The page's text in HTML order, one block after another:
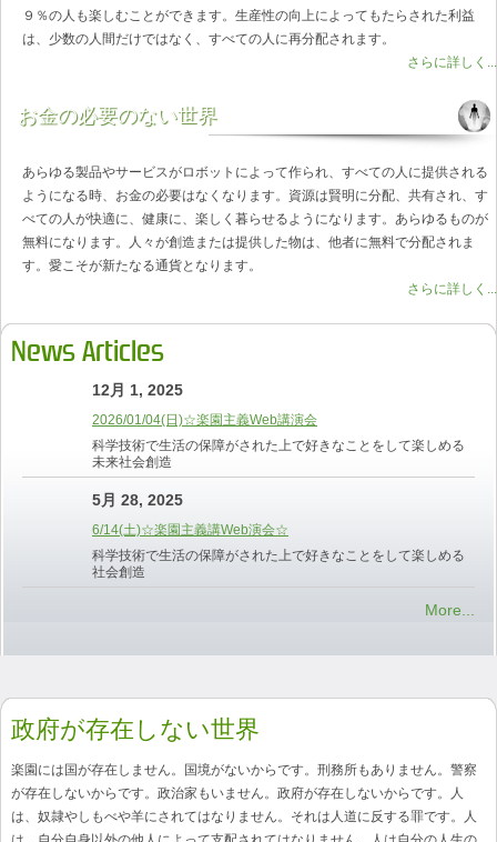
９％の人も楽しむことができます。生産性の向上によってもたらされた利益
は、少数の人間だけではなく、すべての人に再分配されます。
さらに詳しく...
お金の必要のない世界
あらゆる製品やサービスがロボットによって作られ、すべての人に提供される
ようになる時、お金の必要はなくなります。資源は賢明に分配、共有され、す
べての人が快適に、健康に、楽しく暮らせるようになります。あらゆるものが
無料になります。人々が創造または提供した物は、他者に無料で分配されま
す。愛こそが新たなる通貨となります。
さらに詳しく...
News Articles
12月 1, 2025
2026/01/04(日)☆楽園主義Web講演会
科学技術で生活の保障がされた上で好きなことをして楽しめる
未来社会創造
5月 28, 2025
6/14(土)☆楽園主義講Web演会☆
科学技術で生活の保障がされた上で好きなことをして楽しめる
社会創造
More...
政府が存在しない世界
楽園には国が存在しません。国境がないからです。刑務所もありません。警察
が存在しないからです。政治家もいません。政府が存在しないからです。人
は、奴隷やしもべや羊にされてはなりません。それは人道に反する罪です。人